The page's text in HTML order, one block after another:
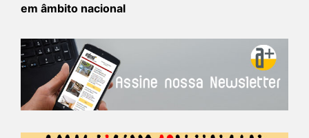
em âmbito nacional